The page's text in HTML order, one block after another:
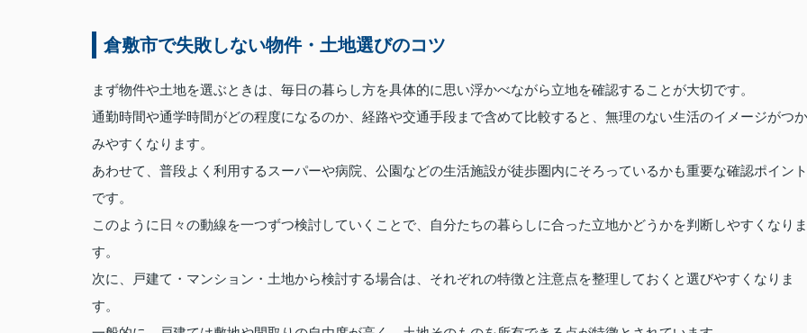
倉敷市で失敗しない物件・土地選びのコツ
まず物件や土地を選ぶときは、毎日の暮らし方を具体的に思い浮かべながら立地を確認することが大切です。
通勤時間や通学時間がどの程度になるのか、経路や交通手段まで含めて比較すると、無理のない生活のイメージがつか
みやすくなります。
あわせて、普段よく利用するスーパーや病院、公園などの生活施設が徒歩圏内にそろっているかも重要な確認ポイント
です。
このように日々の動線を一つずつ検討していくことで、自分たちの暮らしに合った立地かどうかを判断しやすくなりま
す。
次に、戸建て・マンション・土地から検討する場合は、それぞれの特徴と注意点を整理しておくと選びやすくなりま
す。